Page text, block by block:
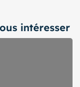
intéresser